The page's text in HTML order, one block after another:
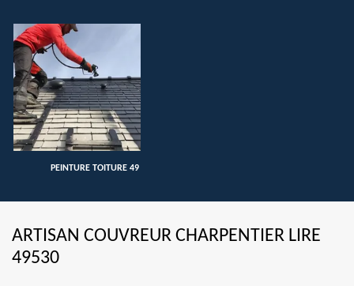
PEINTURE TOITURE 49
ARTISAN COUVREUR CHARPENTIER LIRE
49530